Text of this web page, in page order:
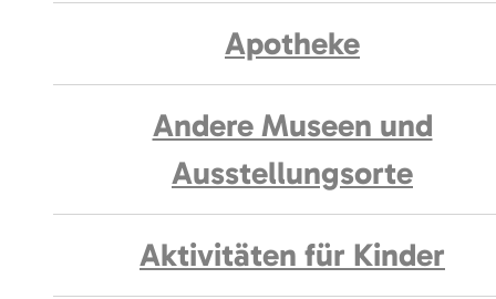
Apotheke
Andere Museen und
Ausstellungsorte
Aktivitäten für Kinder